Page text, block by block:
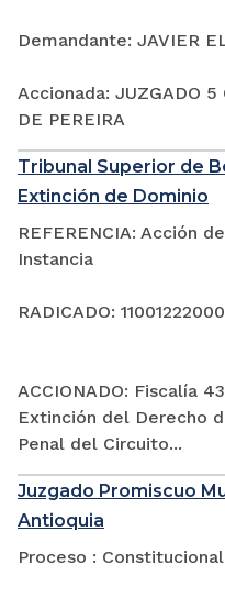
Demandante: JAVIER
Accionada: JUZGADO 5
DE PEREIRA
Tribunal Superior de
Extinción de Dominio
REFERENCIA: Acción
Instancia
RADICADO:
ACCIONADO: Fiscalía
Extinción del Derecho
Penal del Circuito...
Juzgado Promiscuo
Antioquia
Proceso :